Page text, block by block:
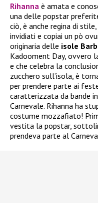
Rihanna è amata e
una delle popstar
ciò, è anche regina di
invidiati e copiai un pò
originaria delle isole
Kadooment Day, ovvero
e che celebra la
zucchero sull’isola, è
per prendere parte ai
caratterizzata da bande
Carnevale. Rihanna ha
costume mozzafiato!
vestita la popstar,
prendeva parte al